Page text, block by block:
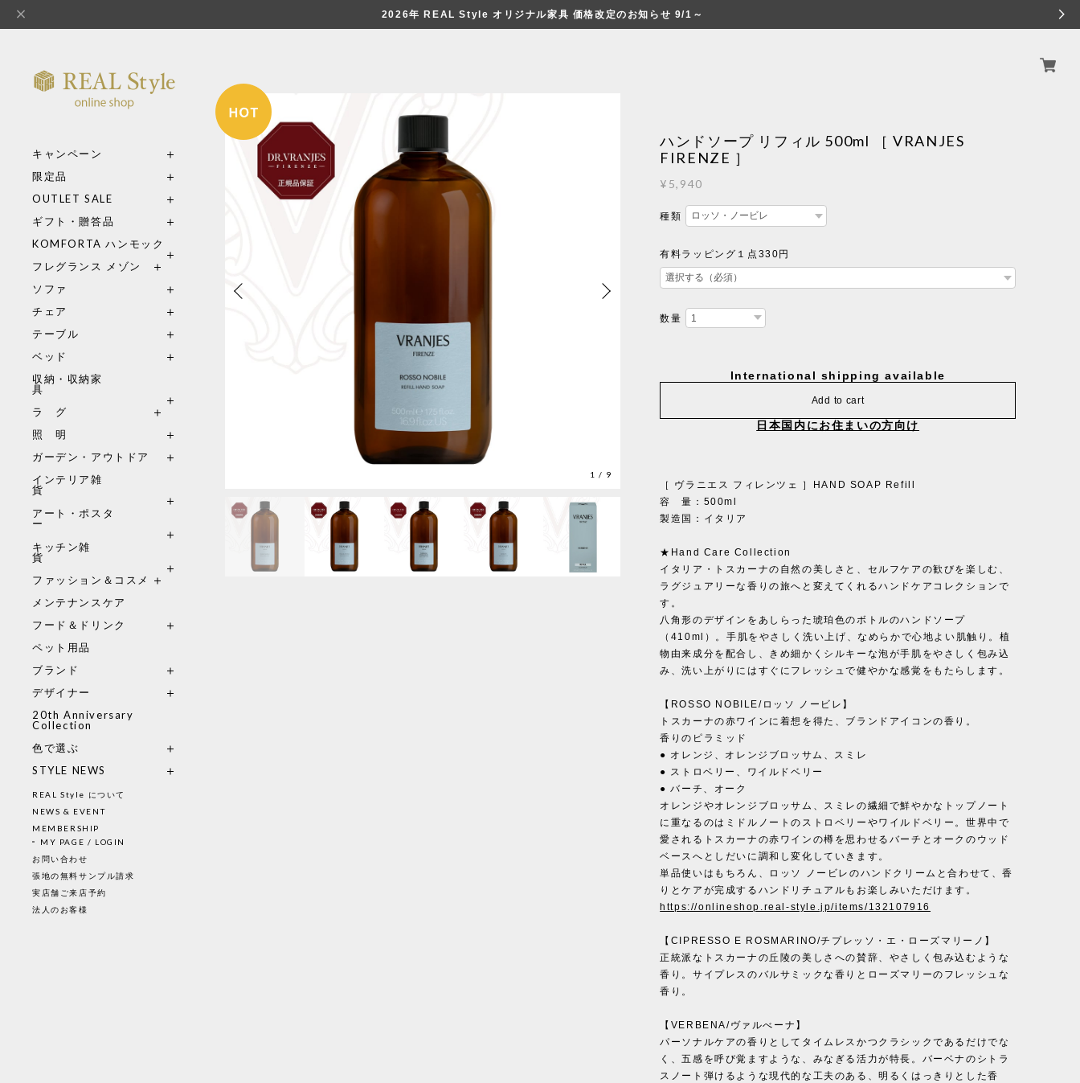
2026年 REAL Style オリジナル家具 価格改定のお知らせ 9/1～
キャンペーン
限定品
OUTLET SALE
ギフト・贈答品
KOMFORTA ハンモック
フレグランス メゾン
ソファ
チェア
テーブル
ベッド
収納・収納家
具
ラ グ
照 明
ガーデン・アウトドア
インテリア雑
貨
アート・ポスタ
ー
キッチン雑
貨
ファッション＆コスメ
メンテナンスケア
フード＆ドリンク
ペット用品
ブランド
デザイナー
20th Anniversary
Collection
色で選ぶ
STYLE NEWS
REAL Style について
NEWS & EVENT
MEMBERSHIP
MY PAGE / LOGIN
お問い合わせ
張地の無料サンプル請求
実店舗ご来店予約
法人のお客様
1 / 9
ハンドソープ リフィル 500ml ［ VRANJES
FIRENZE ］
¥5,940
種類
有料ラッピング１点330円
数量
International shipping available
Add to cart
日本国内にお住まいの方向け
［ ヴラニエス フィレンツェ ］HAND SOAP Refill
容 量：500ml
製造国：イタリア
★Hand Care Collection
イタリア・トスカーナの自然の美しさと、セルフケアの歓びを楽しむ、
ラグジュアリーな香りの旅へと変えてくれるハンドケアコレクションで
す。
八角形のデザインをあしらった琥珀色のボトルのハンドソープ
（410ml）。手肌をやさしく洗い上げ、なめらかで心地よい肌触り。植
物由来成分を配合し、きめ細かくシルキーな泡が手肌をやさしく包み込
み、洗い上がりにはすぐにフレッシュで健やかな感覚をもたらします。
【ROSSO NOBILE/ロッソ ノービレ】
トスカーナの赤ワインに着想を得た、ブランドアイコンの香り。
香りのピラミッド
● オレンジ、オレンジブロッサム、スミレ
● ストロベリー、ワイルドベリー
● バーチ、オーク
オレンジやオレンジブロッサム、スミレの繊細で鮮やかなトップノート
に重なるのはミドルノートのストロベリーやワイルドベリー。世界中で
愛されるトスカーナの赤ワインの樽を思わせるバーチとオークのウッド
ベースへとしだいに調和し変化していきます。
単品使いはもちろん、ロッソ ノービレのハンドクリームと合わせて、香
りとケアが完成するハンドリチュアルもお楽しみいただけます。
https://onlineshop.real-style.jp/items/132107916
【CIPRESSO E ROSMARINO/チプレッソ・エ・ローズマリーノ】
正統派なトスカーナの丘陵の美しさへの賛辞、やさしく包み込むような
香り。サイプレスのバルサミックな香りとローズマリーのフレッシュな
香り。
【VERBENA/ヴァルべーナ】
パーソナルケアの香りとしてタイムレスかつクラシックであるだけでな
く、五感を呼び覚ますような、みなぎる活力が特長。バーベナのシトラ
スノート弾けるような現代的な工夫のある、明るくはっきりとした香